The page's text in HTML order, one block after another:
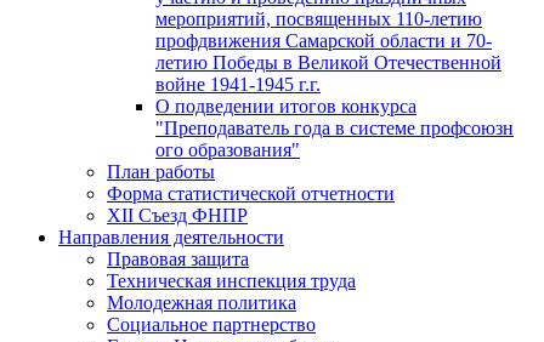
мероприятий, посвященных 110-летию
профдвижения Самарской области и 70-
летию Победы в Великой Отечественной
войне 1941-1945 г.г.
О подведении итогов конкурса
"Преподаватель года в системе профсоюзн
ого образования"
План работы
Форма статистической отчетности
XII Съезд ФНПР
Направления деятельности
Правовая защита
Техническая инспекция труда
Молодежная политика
Социальное партнерство